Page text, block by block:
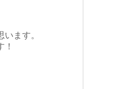
ます。